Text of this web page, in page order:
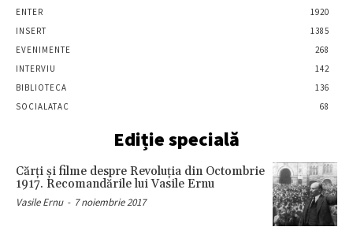
ENTER
1920
INSERT
1385
EVENIMENTE
268
INTERVIU
142
BIBLIOTECA
136
SOCIALATAC
68
Ediție specială
Cărţi şi filme despre Revoluţia din Octombrie
1917. Recomandările lui Vasile Ernu
Vasile Ernu - 7 noiembrie 2017